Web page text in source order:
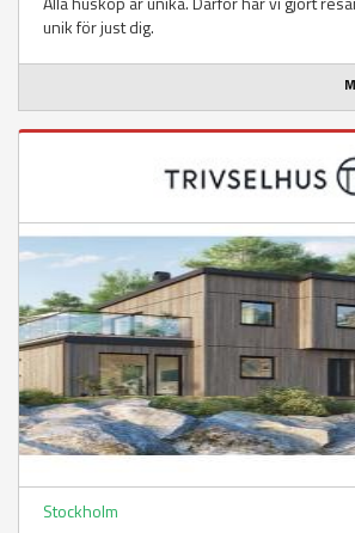
unik för just dig.
Stockholm